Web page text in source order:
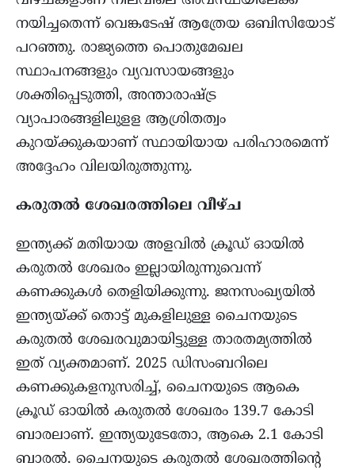
നയിച്ചതെന്ന് വെങ്കടേഷ് ആത്രേയ ഒബിസിയോട്
പറഞ്ഞു. രാജ്യത്തെ പൊതുമേഖല
സ്ഥാപനങ്ങളും വ്യവസായങ്ങളും
ശക്തിപ്പെടുത്തി, അന്താരാഷ്ട്ര
വ്യാപാരങ്ങളിലുളള ആശ്രിതത്വം
കുറയ്ക്കുകയാണ് സ്ഥായിയായ പരിഹാരമെന്ന്
അദ്ദേഹം വിലയിരുത്തുന്നു.
കരുതൽ ശേഖരത്തിലെ വീഴ്ച
ഇന്ത്യക്ക് മതിയായ അളവിൽ ക്രൂഡ് ഓയിൽ
കരുതൽ ശേഖരം ഇല്ലായിരുന്നുവെന്ന്
കണക്കുകൾ തെളിയിക്കുന്നു. ജനസംഖ്യയിൽ
ഇന്ത്യയ്ക്ക് തൊട്ട് മുകളിലുള്ള ചൈനയുടെ
കരുതൽ ശേഖരവുമായിട്ടുള്ള താരതമ്യത്തിൽ
ഇത് വ്യക്തമാണ്. 2025 ഡിസംബറിലെ
കണക്കുകളനുസരിച്ച്, ചൈനയുടെ ആകെ
ക്രൂഡ് ഓയിൽ കരുതൽ ശേഖരം 139.7 കോടി
ബാരലാണ്. ഇന്ത്യയുടേതോ, ആകെ 2.1 കോടി
ബാരൽ. ചൈനയുടെ കരുതൽ ശേഖരത്തിന്റെ